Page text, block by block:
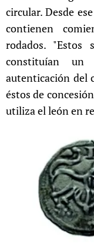
circular. Desde
contienen
rodados. "Estos
constituían un
autenticación del
éstos de
utiliza el león en